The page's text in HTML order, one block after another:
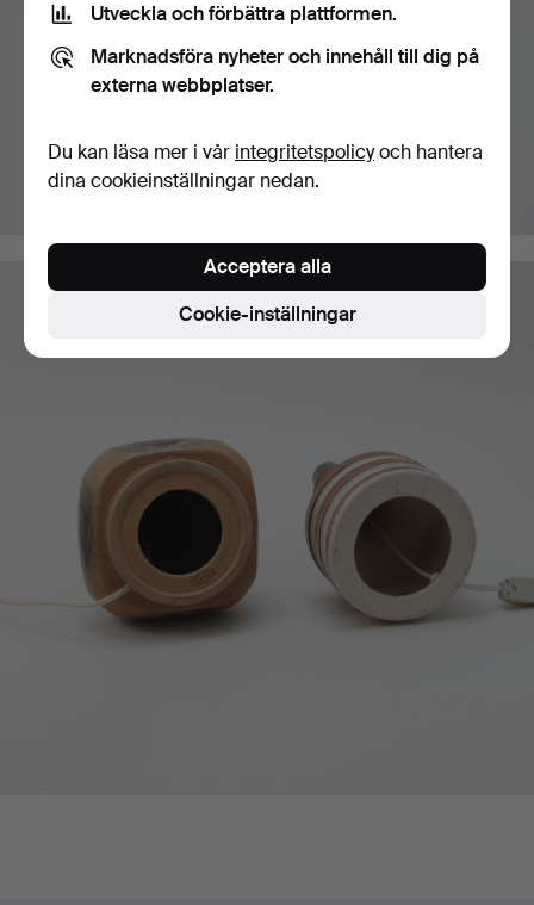
Utveckla och förbättra plattformen.
Marknadsföra nyheter och innehåll till dig på
externa webbplatser.
Du kan läsa mer i vår integritetspolicyoch hantera
dina cookieinställningar nedan.
Cookie-inställningar
Acceptera alla